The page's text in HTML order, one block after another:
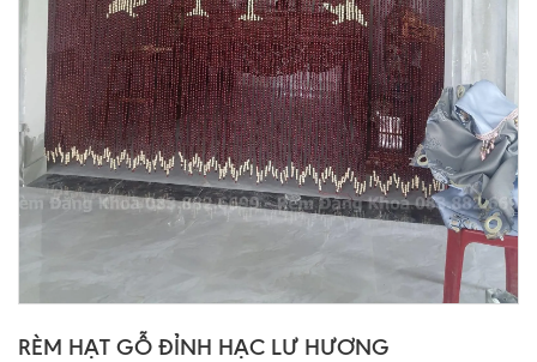
RÈM HẠT GỖ ĐỈNH HẠC LƯ HƯƠNG